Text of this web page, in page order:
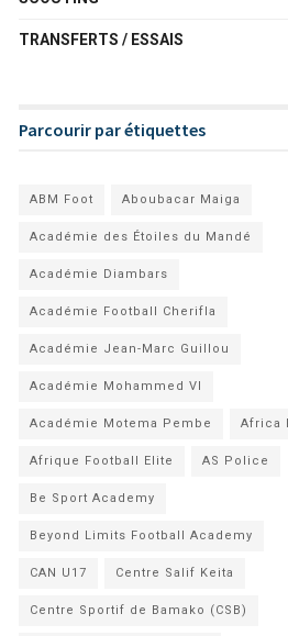
TRANSFERTS / ESSAIS
Parcourir par étiquettes
ABM Foot Aboubacar Maiga
Académie des Étoiles du Mandé
Académie Diambars
Académie Football Cherifla
Académie Jean-Marc Guillou
Académie Mohammed VI
Académie Motema Pembe Africa
Afrique Football Elite AS Police
Be Sport Academy
Beyond Limits Football Academy
CAN U17 Centre Salif Keita
Centre Sportif de Bamako (CSB)